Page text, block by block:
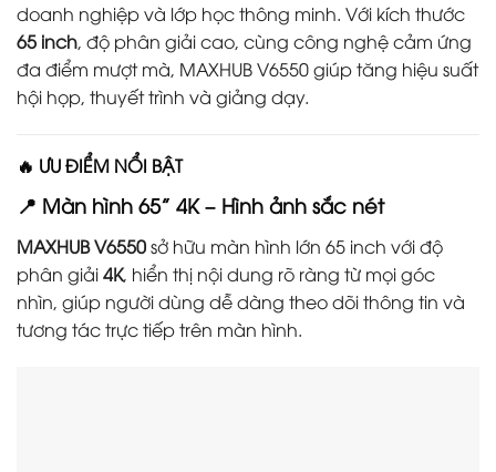
doanh nghiệp và lớp học thông minh. Với kích thước
65 inch, độ phân giải cao, cùng công nghệ cảm ứng
đa điểm mượt mà, MAXHUB V6550 giúp tăng hiệu suất
hội họp, thuyết trình và giảng dạy.
🔥 ƯU ĐIỂM NỔI BẬT
📍 Màn hình 65” 4K – Hình ảnh sắc nét
MAXHUB V6550sở hữu màn hình lớn 65 inch với độ
phân giải4K, hiển thị nội dung rõ ràng từ mọi góc
nhìn, giúp người dùng dễ dàng theo dõi thông tin và
tương tác trực tiếp trên màn hình.